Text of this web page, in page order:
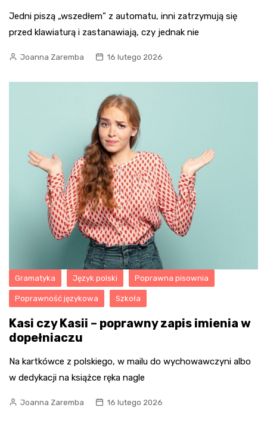
Jedni piszą „wszedłem” z automatu, inni zatrzymują się
przed klawiaturą i zastanawiają, czy jednak nie
Joanna Zaremba 16 lutego 2026
Gramatyka Język polski Poprawna pisownia
Poprawność językowa Szkoła
Kasi czy Kasii – poprawny zapis imienia w
dopełniaczu
Na kartkówce z polskiego, w mailu do wychowawczyni albo
w dedykacji na książce ręka nagle
Joanna Zaremba 16 lutego 2026